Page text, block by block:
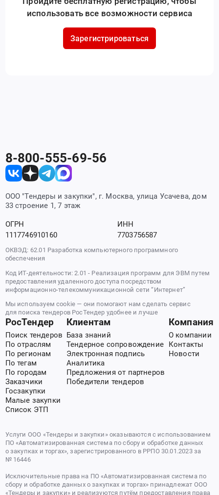
использовать все возможности сервиса
Зарегистрироваться
8-800-555-69-56
ООО "Тендеры и закупки", г. Москва, улица Усачева, дом
33 строение 1, 7 этаж
ОГРН
1117746910160
ИНН
7703756587
ОКВЭД: 62.01 Разработка компьютерного программного
обеспечения
Код ИТ-деятельности: 2.01 - Реализация программ для ЭВМ путем
предоставления удаленного доступа посредством
информационно-телекоммуникационной сети “Интернет”
Мы используем cookie — они помогают нам сделать сервис
для поиска тендеров РосТендер удобнее и лучше
РосТендер
Поиск тендеров
По отраслям
По регионам
По тегам
По городам
Заказчики
Госзакупки
Малые закупки
Список ЭТП
Клиентам
База знаний
Тендерное сопровождение
Электронная подпись
Аналитика
Предложения от партнеров
Победители тендеров
Компания
О компании
Контакты
Новости
Услуги ООО «Тендеры и закупки» оказываются с использованием
ПО «Автоматизированная система по сбору и обработке данных
о закупках и торгах», зарегистрированного в РРПО 30.01.2023 за
№ 16446
Исключительные права на ПО «Автоматизированная система по
сбору и обработке данных о закупках и торгах» принадлежат ООО
«Тендеры и закупки» и реализуются путём предоставления права